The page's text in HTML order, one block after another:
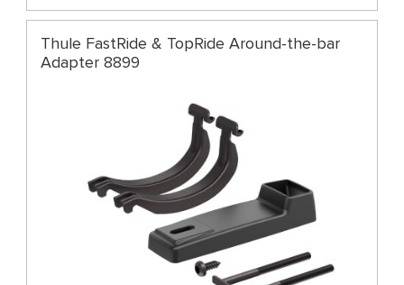
Thule FastRide & TopRide Around-the-bar
Adapter 8899